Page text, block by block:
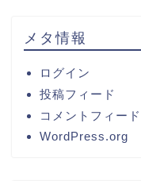
メタ情報
ログイン
投稿フィード
コメントフィード
WordPress.org